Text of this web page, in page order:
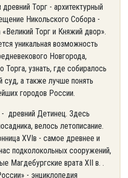
Торг - архитектурный
Никольского Собора -
Торг и Княжий двор».
уникальная возможность
Новгорода,
узнать, где собиралось
суд, а также лучше понять
городов России.
древний Детинец. Здесь
велось летописание.
XVIв - самое древнее и
подколокольных сооружений,
Магдебургские врата XII в. .
- энциклопедия